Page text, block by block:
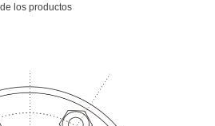
de los productos